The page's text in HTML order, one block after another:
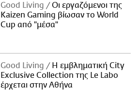
Good Living
Οι εργαζόμενοι της
Kaizen Gaming βίωσαν το World
Cup από "μέσα"
Good Living
Η εμβληματική City
Exclusive Collection της Le Labo
έρχεται στην Αθήνα